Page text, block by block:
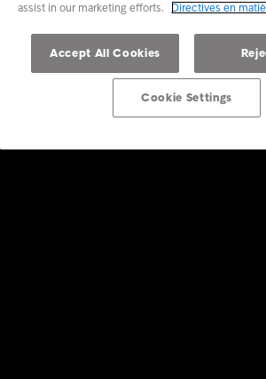
assist in our marketing efforts.
Directives en
Accept All Cookies
Cookie Settings